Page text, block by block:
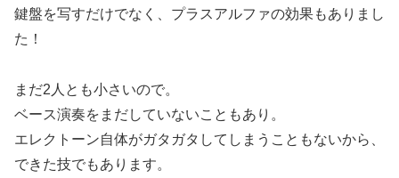
鍵盤を写すだけでなく、プラスアルファの効果もありまし
た！
まだ2人とも小さいので。
ベース演奏をまだしていないこともあり。
エレクトーン自体がガタガタしてしまうこともないから、
できた技でもあります。